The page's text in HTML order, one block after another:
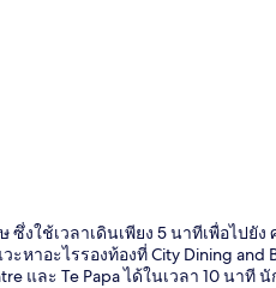
งใช้เวลาเดินเพียง 5 นาทีเพื่อไปยั
หาอะไรรองท้องที่ City Dining and
และ Te Papa ได้ในเวลา 10 นาที